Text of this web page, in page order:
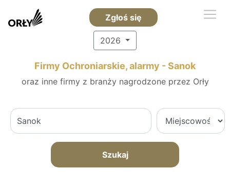
Zgłoś się
2026
Firmy Ochroniarskie, alarmy - Sanok
oraz inne firmy z branży nagrodzone przez Orły
Szukaj